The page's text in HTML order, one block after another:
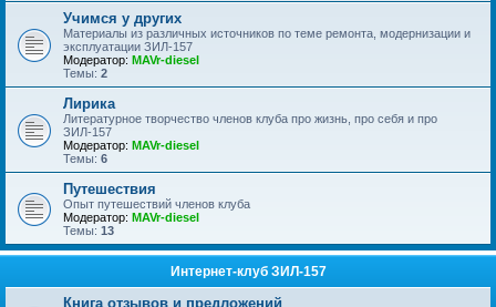
Учимся у других
Материалы из различных источников по теме ремонта, модернизации и
эксплуатации ЗИЛ-157
Модератор: MAVr-diesel
Темы: 2
Лирика
Литературное творчество членов клуба про жизнь, про себя и про
ЗИЛ-157
Модератор: MAVr-diesel
Темы: 6
Путешествия
Опыт путешествий членов клуба
Модератор: MAVr-diesel
Темы: 13
Интернет-клуб ЗИЛ-157
Книга отзывов и предложений